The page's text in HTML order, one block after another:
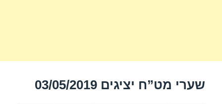
שערי מט”ח יציגים 03/05/2019